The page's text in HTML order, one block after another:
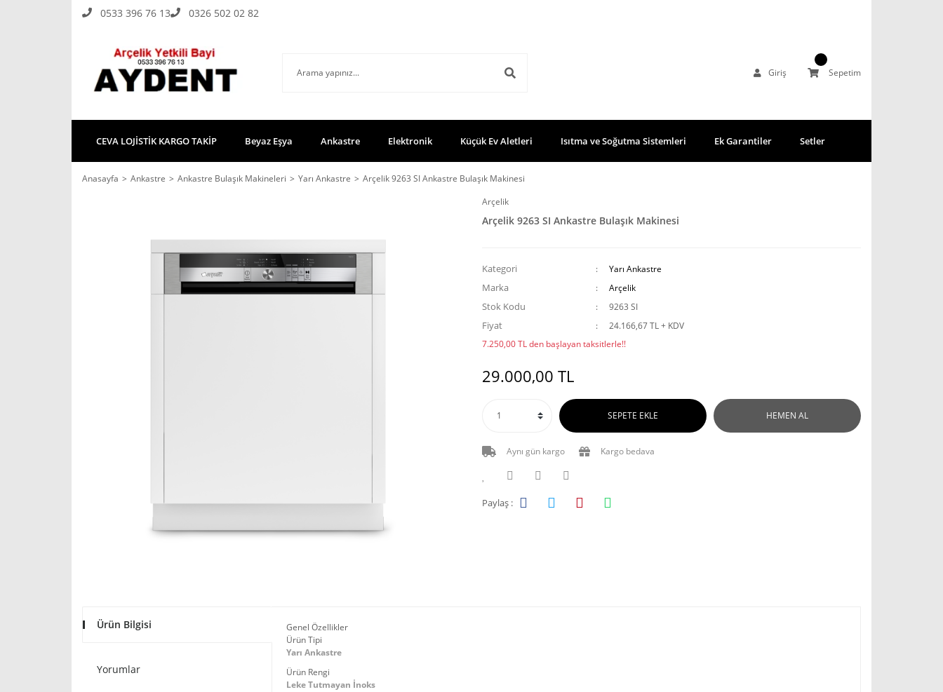
0533 396 76 13 0326 502 02 82
Giriş Sepetim
CEVA LOJİSTİK KARGO TAKİP Beyaz Eşya Ankastre Elektronik Küçük Ev Aletleri Isıtma ve Soğutma Sistemleri Ek Garantiler Setler
Anasayfa Ankastre Ankastre Bulaşık Makineleri Yarı Ankastre
Arçelik 9263 SI Ankastre Bulaşık Makinesi
Arçelik
Arçelik 9263 SI Ankastre Bulaşık Makinesi
Kategori Yarı Ankastre
Marka Arçelik
Stok Kodu 9263 SI
Fiyat
24.166,67 TL + KDV
7.250,00 TL den başlayan taksitlerle!!
29.000,00 TL
SEPETE EKLE HEMEN AL
Aynı gün kargo Kargo bedava
Paylaş :
Ürün Bilgisi
Yorumlar
Genel Özellikler
Ürün Tipi
Yarı Ankastre
Ürün Rengi
Leke Tutmayan İnoks